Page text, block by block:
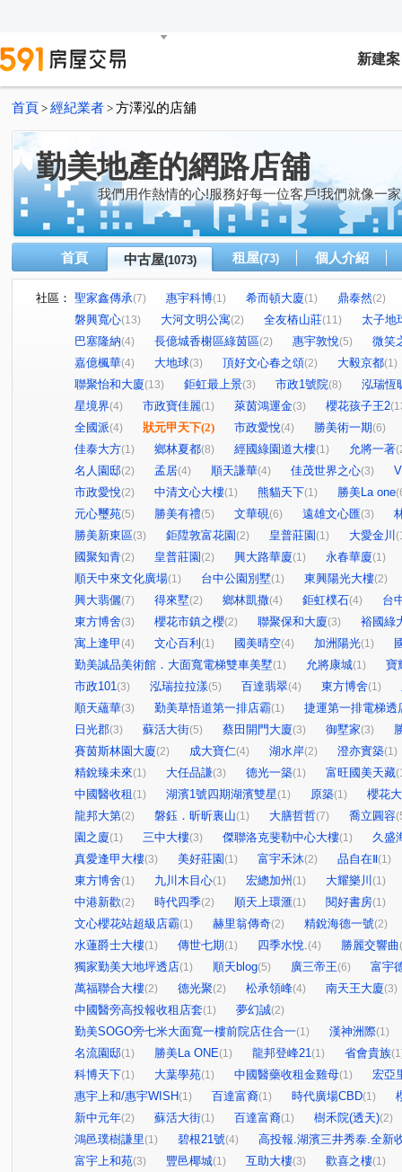
新建案
首頁 > 經紀業者 > 方澤泓的店舖
勤美地產的網路店舖
我們用作熱情的心!服務好每一位客戶!我們就像一
首頁 中古屋(1073) 租屋(73) 個人介紹
社區： 聖家鑫傳承(7) 惠宇科博(1) 希而頓大廈(1) 鼎泰然(2)
磐興寬心(13) 大河文明公寓(2) 全友樁山莊(11)
太子地
巴塞隆納(4) 長億城香榭區綠茵區(2) 惠宇敦悅(5)
微笑
嘉億楓華(4) 大地球(3) 頂好文心春之頌(2) 大毅京都(1)
聯聚怡和大廈(13) 鉅虹最上景(3) 市政1號院(8)
泓瑞恆
星境界(4) 市政寶佳麗(1) 萊茵鴻運金(3) 櫻花孩子王2
全國派(4) 狀元甲天下(2) 市政愛悅(4) 勝美術一期(6)
佳泰大方(1) 鄉林夏都(8) 經國綠園道大樓(1) 允將一著
名人園邸(2) 孟居(4) 順天謙華(4) 佳茂世界之心(3)
市政愛悅(2) 中清文心大樓(1) 熊貓天下(1) 勝美La one
元心璽苑(5) 勝美有禮(5) 文華硯(6) 遠雄文心匯(3)
勝美新東區(3) 鉅陞敦富花園 (2) 皇普莊園 (1) 大愛金川
國聚知青(2) 皇普莊園 (2) 興大路華廈(1) 永春華廈(1)
順天中來文化廣場(1) 台中公園別墅(1) 東興陽光大樓(2)
興大翡儷(7) 得來墅(2) 鄉林凱撒(4) 鉅虹樸石(4)
台
東方博舍(3) 櫻花市鎮之櫻(2) 聯聚保和大廈(3)
裕國綠
寓上逢甲 (4) 文心百利 (1) 國美晴空(4) 加洲陽光(1)
勤美誠品美術館．大面寬電梯雙車美墅(1) 允將康城(1)
寶
市政101(3) 泓瑞拉拉漾(5) 百達翡翠(4) 東方博舍(1)
順天蘊華(3) 勤美草悟道第一排店霸(1)
捷運第一排電梯透
日光郡(3) 蘇活大街(5) 蔡田開門大廈(3) 御墅家(3)
賽茵斯林園大廈(2) 成大寶仁(4) 湖水岸(2) 澄亦實築(1)
精銳臻未來(1) 大任品謙(3) 德光一築(1) 富旺國美天藏
中國醫收租 (1) 湖濱1號四期湖濱雙星(1) 原築(1)
櫻花
龍邦大第(2) 磐鈺．昕昕裏山(1) 大膳哲哲(7) 喬立圓容
園之廈(1) 三中大樓(3) 傑聯洛克斐勒中心大樓(1)
久盛
真愛逢甲大樓(3) 美好莊園 (1) 富宇禾沐(2) 品自在Ⅱ(1)
東方博舍(1) 九川木目心(1) 宏總加州 (1) 大耀樂川 (1)
中港新歡(2) 時代四季(2) 順天上環滙(1) 閱好書房(1)
文心櫻花站超級店霸(1) 赫里翁傳奇(2) 精銳海德一號(2)
水蓮爵士大樓(1) 傳世七期(1) 四季水悅.(4) 勝麗交響曲
獨家勤美大地坪透店(1) 順天blog(5) 廣三帝王(6)
富宇
萬福聯合大樓(2) 德光聚(2) 松承領峰(4) 南天王大廈(3)
中國醫旁高投報收租店套(1) 夢幻誠(2)
勤美SOGO旁七米大面寬一樓前院店住合一(1) 漢神洲際(1)
名流園邸(1) 勝美La ONE(1) 龍邦登峰21(1) 省會貴族
科博天下(1) 大葉學苑(1) 中國醫藥收租金雞母(1)
宏亞
惠宇上和/惠宇WISH(1) 百達富裔(1) 時代廣場CBD(1)
新中元年(2) 蘇活大街(1) 百達富裔(1) 樹禾院(透天)(2)
鴻邑璞樹謙里(1) 碧根21號(4)
高投報.湖濱三井秀泰.全新
富宇上和苑(3) 豐邑椰城(1) 互助大樓(3) 歡喜之樓(1)